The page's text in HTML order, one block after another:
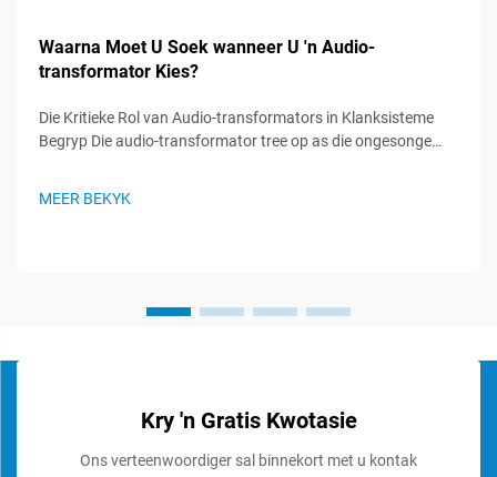
Waarna Moet U Soek wanneer U 'n Audio-
transformator Kies?
Die Kritieke Rol van Audio-transformators in Klanksisteme
Begryp Die audio-transformator tree op as die ongesonge
gespesialiseerde komponente...
MEER BEKYK
Kry 'n Gratis Kwotasie
Ons verteenwoordiger sal binnekort met u kontak